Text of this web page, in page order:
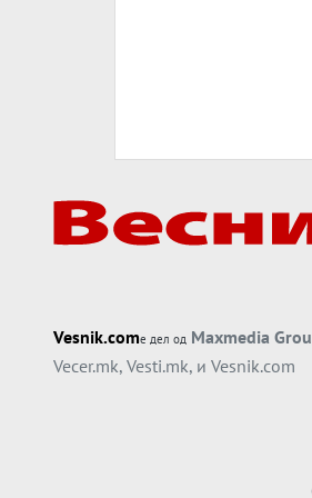
Vesnik.comе дел од Maxmedia
Vecer.mk, Vesti.mk, и Vesnik.com